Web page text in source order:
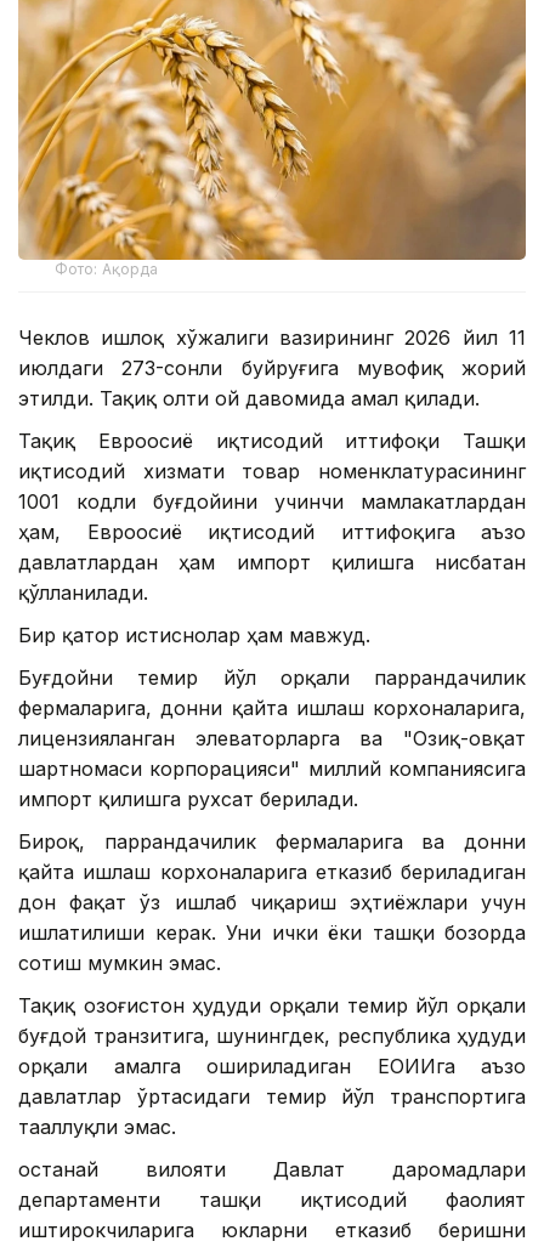
Фото: Ақорда
Чеклов Қишлоқ хўжалиги вазирининг 2026 йил 11
июлдаги 273-сонли буйруғига мувофиқ жорий
этилди. Тақиқ олти ой давомида амал қилади.
Тақиқ Евроосиё иқтисодий иттифоқи Ташқи
иқтисодий хизмати товар номенклатурасининг
1001 кодли буғдойини учинчи мамлакатлардан
ҳам, Евроосиё иқтисодий иттифоқига аъзо
давлатлардан ҳам импорт қилишга нисбатан
қўлланилади.
Бир қатор истиснолар ҳам мавжуд.
Буғдойни темир йўл орқали паррандачилик
фермаларига, донни қайта ишлаш корхоналарига,
лицензияланган элеваторларга ва "Озиқ-овқат
шартномаси корпорацияси" миллий компаниясига
импорт қилишга рухсат берилади.
Бироқ, паррандачилик фермаларига ва донни
қайта ишлаш корхоналарига етказиб бериладиган
дон фақат ўз ишлаб чиқариш эҳтиёжлари учун
ишлатилиши керак. Уни ички ёки ташқи бозорда
сотиш мумкин эмас.
Тақиқ Қозоғистон ҳудуди орқали темир йўл орқали
буғдой транзитига, шунингдек, республика ҳудуди
орқали амалга ошириладиган ЕОИИга аъзо
давлатлар ўртасидаги темир йўл транспортига
тааллуқли эмас.
Қостанай вилояти Давлат даромадлари
департаменти ташқи иқтисодий фаолият
иштирокчиларига юкларни етказиб беришни